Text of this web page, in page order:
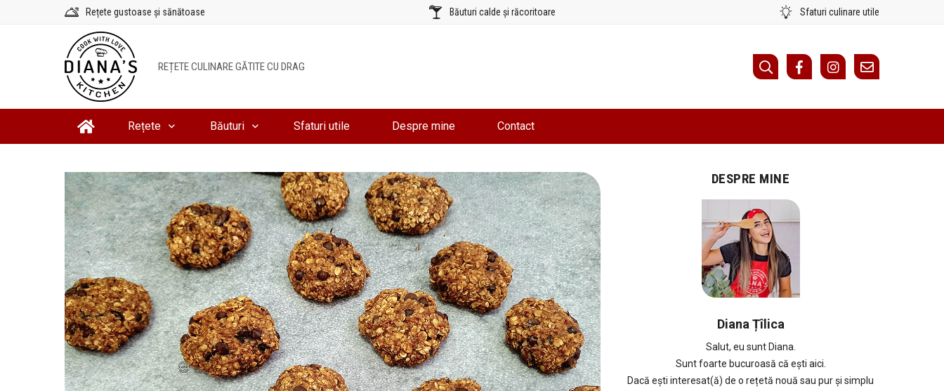
Rețete gustoase și sănătoase Băuturi calde și răcoritoare Sfaturi culinare utile
REȚETE CULINARE GĂTITE CU DRAG
Rețete Băuturi Sfaturi utile Despre mine Contact
DESPRE MINE
Diana Țîlica
Salut, eu sunt Diana.
Sunt foarte bucuroasă că ești aici.
Dacă ești interesat(ă) de o rețetă nouă sau pur și simplu